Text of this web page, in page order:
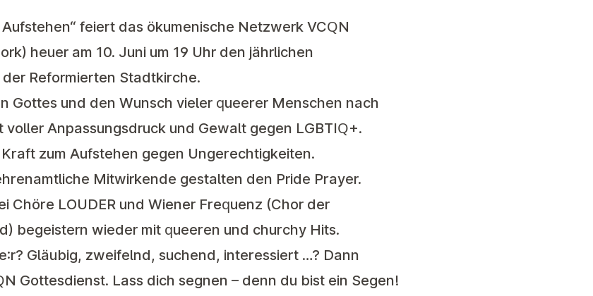
feiert das ökumenische Netzwerk VCQN
heuer am 10. Juni um 19 Uhr den jährlichen
Reformierten Stadtkirche.
Gottes und den Wunsch vieler queerer Menschen nach
voller Anpassungsdruck und Gewalt gegen LGBTIQ+.
zum Aufstehen gegen Ungerechtigkeiten.
Mitwirkende gestalten den Pride Prayer.
Chöre LOUDER und Wiener Frequenz (Chor der
begeistern wieder mit queeren und churchy Hits.
Gläubig, zweifelnd, suchend, interessiert …? Dann
Gottesdienst. Lass dich segnen – denn du bist ein Segen!